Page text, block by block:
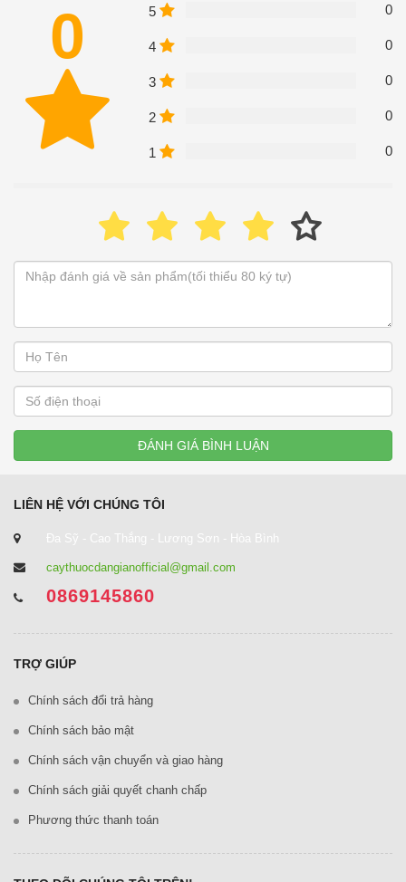
0 5 0
4 0
3 0
2 0
1 0
ĐÁNH GIÁ BÌNH LUẬN
LIÊN HỆ VỚI CHÚNG TÔI
Đa Sỹ - Cao Thắng - Lương Sơn - Hòa Bình
caythuocdangianofficial@gmail.com
0869145860
TRỢ GIÚP
Chính sách đổi trả hàng
Chính sách bảo mật
Chính sách vận chuyển và giao hàng
Chính sách giải quyết chanh chấp
Phương thức thanh toán